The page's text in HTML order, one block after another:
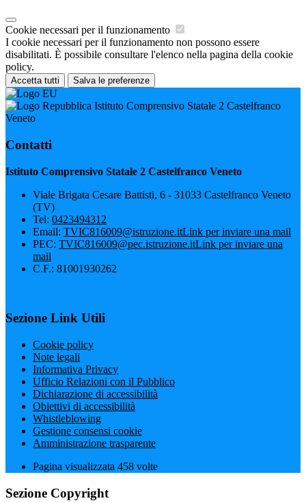
Cookie necessari per il funzionamento
I cookie necessari per il funzionamento non possono essere
disabilitati. È possibile consultare l'elenco nella pagina della cookie
policy.
Accetta tutti Salva le preferenze
Istituto Comprensivo Statale 2 Castelfranco
Veneto
Contatti
Istituto Comprensivo Statale 2 Castelfranco Veneto
Viale Brigata Cesare Battisti, 6 - 31033 Castelfranco Veneto
(TV)
Tel: 0423494312
Email: TVIC816009@istruzione.itLink per inviare una mail
PEC: TVIC816009@pec.istruzione.itLink per inviare una
mail
C.F.: 81001930262
Sezione Link Utili
Cookie policy
Note legali
Informativa Privacy
Ufficio Relazioni con il Pubblico
Dichiarazione di accessibilità
Obiettivi di accessibilità
Whistleblowing
Gestione consensi cookie
Amministrazione trasparente
Pagina visualizzata 458 volte
Sezione Copyright